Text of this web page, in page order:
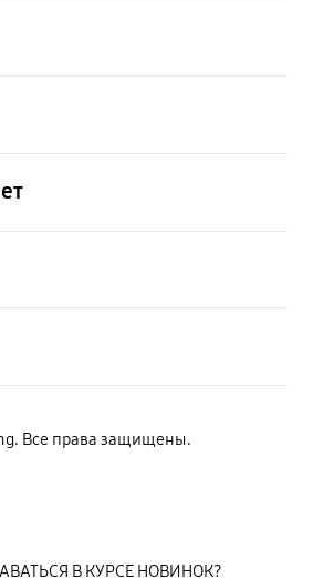
Все права защищены.
В КУРСЕ НОВИНОК?